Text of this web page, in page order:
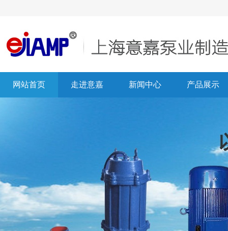
网站首页 走进意嘉 新闻中心 产品展示